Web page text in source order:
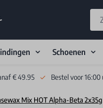
Schoenen
€ 49.95 Bestel voor 16:00
Mix HOT Alpha-Beta 2x35g